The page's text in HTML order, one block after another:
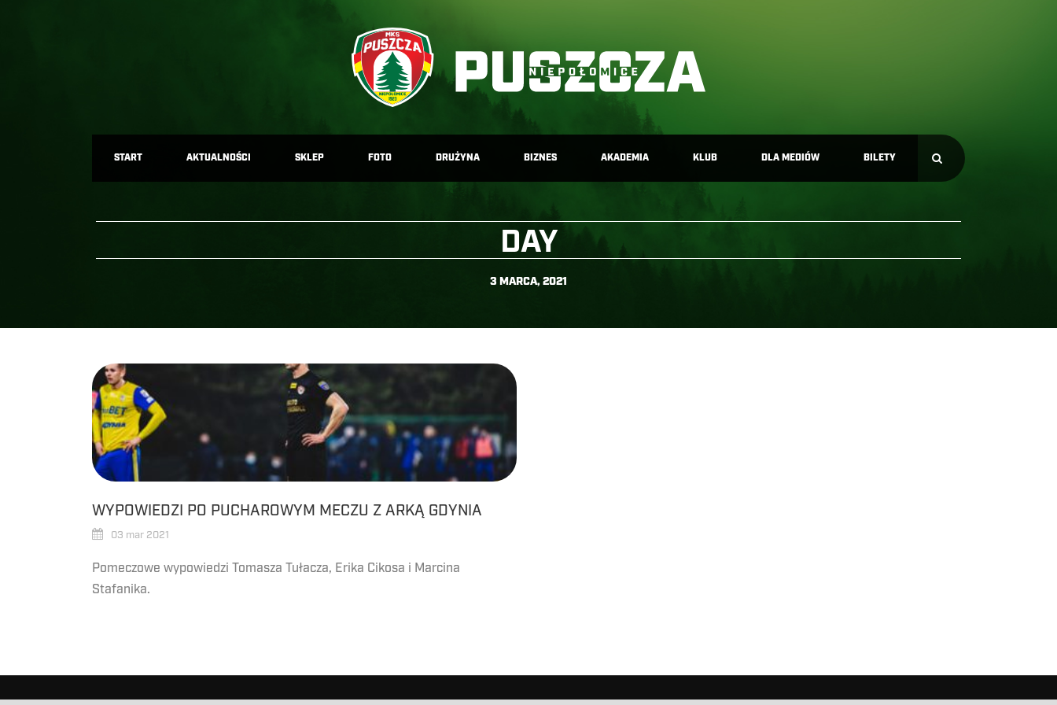
START AKTUALNOŚCI SKLEP FOTO DRUŻYNA BIZNES AKADEMIA KLUB DLA MEDIÓW BILETY
DAY
3 MARCA, 2021
WYPOWIEDZI PO PUCHAROWYM MECZU Z ARKĄ GDYNIA
03 mar 2021
Pomeczowe wypowiedzi Tomasza Tułacza, Erika Cikosa i Marcina
Stafanika.